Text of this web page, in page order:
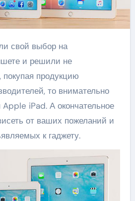
и решили не
продукцию
то внимательно
iPad. А окончательное
от ваших пожеланий и
к гаджету.